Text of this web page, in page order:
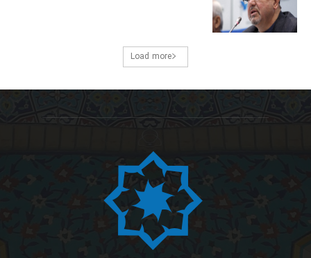
Load more